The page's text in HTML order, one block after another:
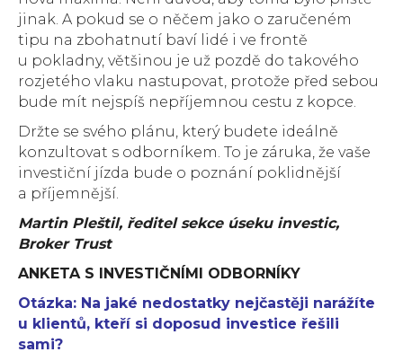
jinak. A pokud se o něčem jako o zaručeném
tipu na zbohatnutí baví lidé i ve frontě
u pokladny, většinou je už pozdě do takového
rozjetého vlaku nastupovat, protože před sebou
bude mít nejspíš nepříjemnou cestu z kopce.
Držte se svého plánu, který budete ideálně
konzultovat s odborníkem. To je záruka, že vaše
investiční jízda bude o poznání poklidnější
a příjemnější.
Martin Pleštil, ředitel sekce úseku investic,
Broker Trust
ANKETA S INVESTIČNÍMI ODBORNÍKY
Otázka: Na jaké nedostatky nejčastěji narážíte
u klientů, kteří si doposud investice řešili
sami?